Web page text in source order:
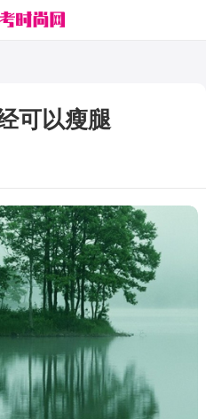
可以瘦腿